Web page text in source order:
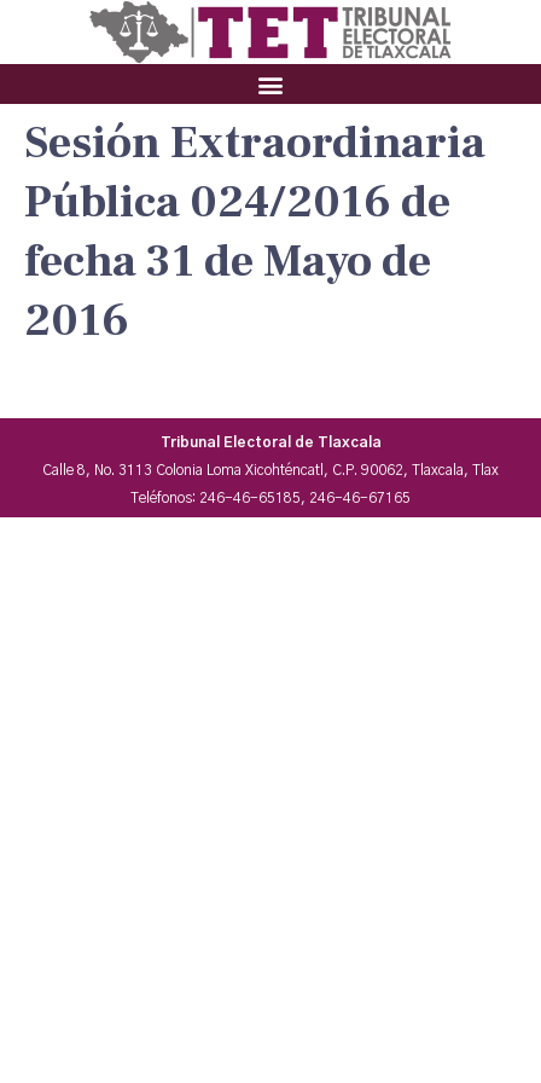
Sesión Extraordinaria
Pública 024/2016 de
fecha 31 de Mayo de
2016
Tribunal Electoral de Tlaxcala
Calle 8, No. 3113 Colonia Loma Xicohténcatl, C.P. 90062, Tlaxcala, Tlax
Teléfonos: 246-46-65185, 246-46-67165